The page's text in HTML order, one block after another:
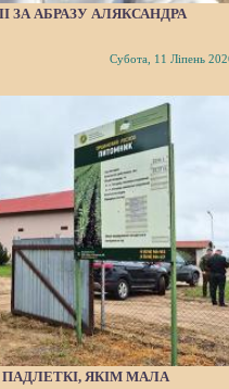
ЗА АБРАЗУ АЛЯКСАНДРА
Субота, 11 Ліпень
ЯКІМ МАЛА